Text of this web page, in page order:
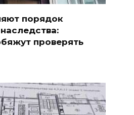
порядок
проверять